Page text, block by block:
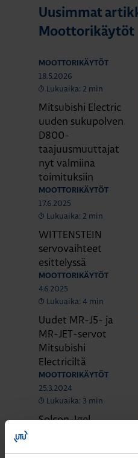
Uusimmat
Moottorikäytöt
MOOTTORIKÄYTÖT
18.5.2026
Lukuaika: 2 min
Mitsubishi Electric
uuden sukupolven
D800-
taajuusmuuttajat
nyt valmiina
toimituksiin
MOOTTORIKÄYTÖT
17.6.2025
Lukuaika: 2 min
WITTENSTEIN
servovaihteet
esittelyssä
MOOTTORIKÄYTÖT
4.6.2025
Lukuaika: 4 min
Uudet MR-J5- ja
MR-JET-servot
Mitsubishi
Electriciltä
MOOTTORIKÄYTÖT
25.3.2024
Lukuaika: 3 min
Solcon-Igel